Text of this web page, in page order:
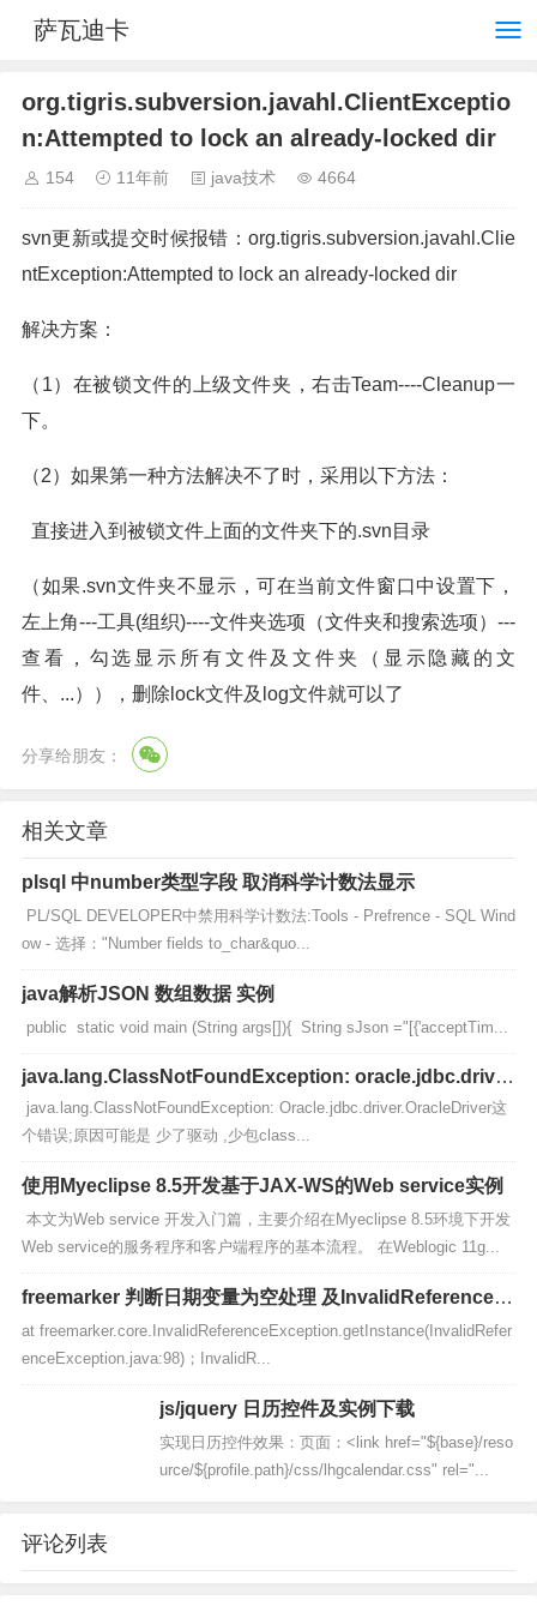
萨瓦迪卡
org.tigris.subversion.javahl.ClientExceptio
n:Attempted to lock an already-locked dir
154 11年前 java技术 4664
svn更新或提交时候报错：org.tigris.subversion.javahl.Clie
ntException:Attempted to lock an already-locked dir
解决方案：
（1）在被锁文件的上级文件夹，右击Team----Cleanup一
下。
（2）如果第一种方法解决不了时，采用以下方法：
直接进入到被锁文件上面的文件夹下的.svn目录
（如果.svn文件夹不显示，可在当前文件窗口中设置下，
左上角---工具(组织)----文件夹选项（文件夹和搜索选项）---
查看，勾选显示所有文件及文件夹（显示隐藏的文
件、...）），删除lock文件及log文件就可以了
分享给朋友：
相关文章
plsql 中number类型字段 取消科学计数法显示
PL/SQL DEVELOPER中禁用科学计数法:Tools - Prefrence - SQL Wind
ow - 选择："Number fields to_char&quo...
java解析JSON 数组数据 实例
public static void main (String args[]){ String sJson ="[{'acceptTim...
java.lang.ClassNotFoundException: oracle.jdbc.drive
r.OralceDriver
java.lang.ClassNotFoundException: Oracle.jdbc.driver.OracleDriver这
个错误;原因可能是 少了驱动 ,少包class...
使用Myeclipse 8.5开发基于JAX-WS的Web service实例
本文为Web service 开发入门篇，主要介绍在Myeclipse 8.5环境下开发
Web service的服务程序和客户端程序的基本流程。 在Weblogic 11g...
freemarker 判断日期变量为空处理 及InvalidReferenceE
xception异常处理
at freemarker.core.InvalidReferenceException.getInstance(InvalidRefer
enceException.java:98)；InvalidR...
js/jquery 日历控件及实例下载
实现日历控件效果：页面：<link href="${base}/reso
urce/${profile.path}/css/lhgcalendar.css" rel="...
评论列表